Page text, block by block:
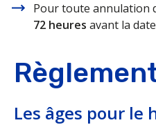
Pour connaître la
Centre Henri-
Pour toute annulation
72 heures avant la
Les âges pour le